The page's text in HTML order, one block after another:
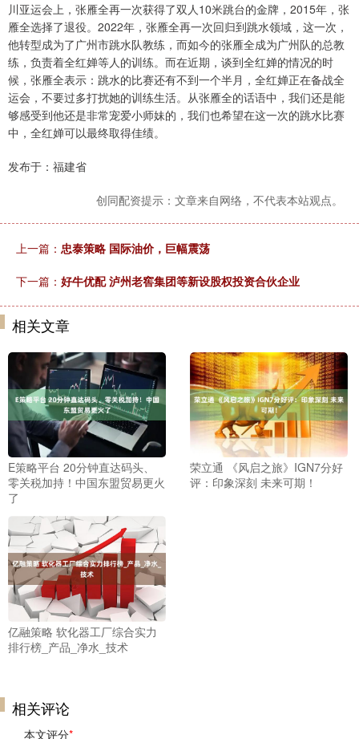
川亚运会上，张雁全再一次获得了双人10米跳台的金牌，2015年，张
雁全选择了退役。2022年，张雁全再一次回归到跳水领域，这一次，
他转型成为了广州市跳水队教练，而如今的张雁全成为广州队的总教
练，负责着全红婵等人的训练。而在近期，谈到全红婵的情况的时
候，张雁全表示：跳水的比赛还有不到一个半月，全红婵正在备战全
运会，不要过多打扰她的训练生活。从张雁全的话语中，我们还是能
够感受到他还是非常宠爱小师妹的，我们也希望在这一次的跳水比赛
中，全红婵可以最终取得佳绩。
发布于：福建省
创同配资提示：文章来自网络，不代表本站观点。
上一篇： 忠泰策略 国际油价，巨幅震荡
下一篇： 好牛优配 泸州老窖集团等新设股权投资合伙企业
相关文章
E策略平台 20分钟直达码头、
零关税加持！中国东盟贸易更火
了
荣立通 《风启之旅》IGN7分好
评：印象深刻 未来可期！
亿融策略 软化器工厂综合实力
排行榜_产品_净水_技术
相关评论
本文评分*